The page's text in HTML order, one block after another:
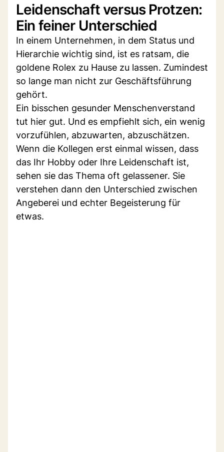
Leidenschaft versus Protzen:
Ein feiner Unterschied
In einem Unternehmen, in dem Status und
Hierarchie wichtig sind, ist es ratsam, die
goldene Rolex zu Hause zu lassen. Zumindest
so lange man nicht zur Geschäftsführung
gehört.
Ein bisschen gesunder Menschenverstand
tut hier gut. Und es empfiehlt sich, ein wenig
vorzufühlen, abzuwarten, abzuschätzen.
Wenn die Kollegen erst einmal wissen, dass
das Ihr Hobby oder Ihre Leidenschaft ist,
sehen sie das Thema oft gelassener. Sie
verstehen dann den Unterschied zwischen
Angeberei und echter Begeisterung für
etwas.